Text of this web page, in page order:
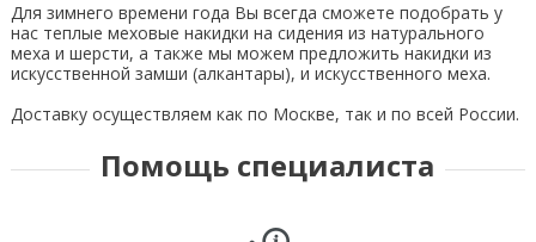
Для зимнего времени года Вы всегда сможете подобрать у
нас теплые меховые накидки на сидения из натурального
меха и шерсти, а также мы можем предложить накидки из
искусственной замши (алкантары), и искусственного меха.
Доставку осуществляем как по Москве, так и по всей России.
Помощь специалиста